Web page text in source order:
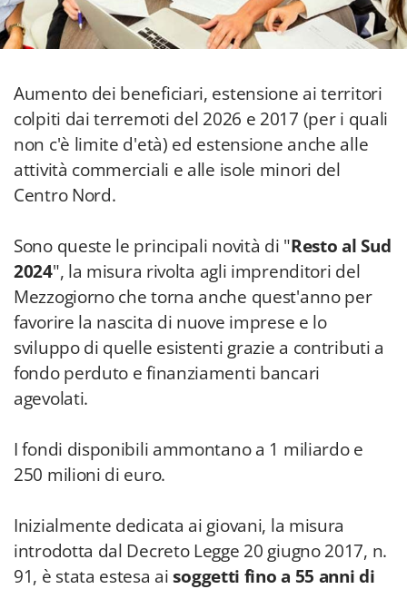
Aumento dei beneficiari, estensione ai territori
colpiti dai terremoti del 2026 e 2017 (per i quali
non c'è limite d'età) ed estensione anche alle
attività commerciali e alle isole minori del
Centro Nord.
Sono queste le principali novità di "Resto al Sud
2024", la misura rivolta agli imprenditori del
Mezzogiorno che torna anche quest'anno per
favorire la nascita di nuove imprese e lo
sviluppo di quelle esistenti grazie a contributi a
fondo perduto e finanziamenti bancari
agevolati.
I fondi disponibili ammontano a 1 miliardo e
250 milioni di euro.
Inizialmente dedicata ai giovani, la misura
introdotta dal Decreto Legge 20 giugno 2017, n.
91, è stata estesa aisoggetti fino a 55 anni di